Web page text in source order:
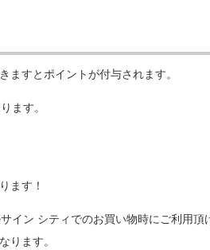
ますとポイントが付与されます。
ます。
ます！
イン シティでのお買い物時にご利用頂
ります。